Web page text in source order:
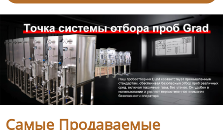
Самые Продаваемые